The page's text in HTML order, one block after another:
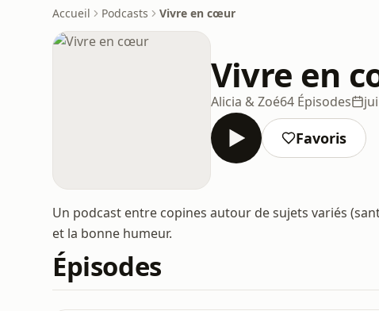
Accueil Podcasts Vivre en cœur
Vivre en
Alicia & Zoé64 Épisodes
Favoris
Un podcast entre copines autour de sujets variés
et la bonne humeur.
Épisodes